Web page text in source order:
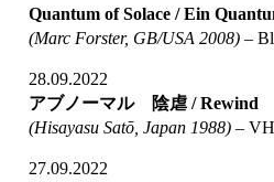
Quantum of Solace / Ein
(Marc Forster, GB/USA 2008) –
28.09.2022
アブノーマル 陰虐 / Rewind
(Hisayasu Satō, Japan 1988) –
27.09.2022